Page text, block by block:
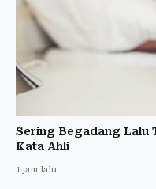
Sering Begadang Lalu
Kata Ahli
1 jam lalu